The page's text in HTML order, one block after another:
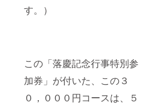
す。）
この「落慶記念行事特別参
加券」が付いた、この３
０，０００円コースは、５